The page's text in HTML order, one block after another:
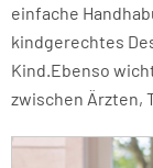
einfache
kindgerechtes
Kind.Ebenso
zwischen Ärzten,